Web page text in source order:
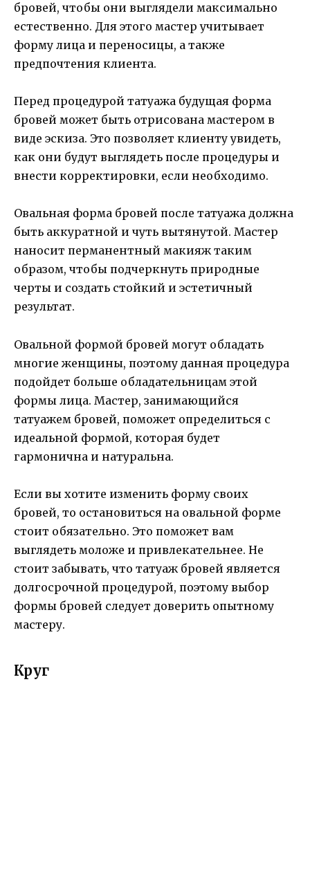
бровей, чтобы они выглядели максимально
естественно. Для этого мастер учитывает
форму лица и переносицы, а также
предпочтения клиента.
Перед процедурой татуажа будущая форма
бровей может быть отрисована мастером в
виде эскиза. Это позволяет клиенту увидеть,
как они будут выглядеть после процедуры и
внести корректировки, если необходимо.
Овальная форма бровей после татуажа должна
быть аккуратной и чуть вытянутой. Мастер
наносит перманентный макияж таким
образом, чтобы подчеркнуть природные
черты и создать стойкий и эстетичный
результат.
Овальной формой бровей могут обладать
многие женщины, поэтому данная процедура
подойдет больше обладательницам этой
формы лица. Мастер, занимающийся
татуажем бровей, поможет определиться с
идеальной формой, которая будет
гармонична и натуральна.
Если вы хотите изменить форму своих
бровей, то остановиться на овальной форме
стоит обязательно. Это поможет вам
выглядеть моложе и привлекательнее. Не
стоит забывать, что татуаж бровей является
долгосрочной процедурой, поэтому выбор
формы бровей следует доверить опытному
мастеру.
Круг